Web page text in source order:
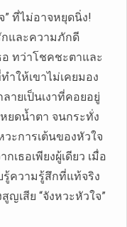
” ที่ไม่อาจหยุดนิ่ง!
กและความภักดี
ทว่าโชคชะตาและ
ำให้เขาไม่เคยมอง
ายเป็นเงาที่คอยอยู่
ยดน้ำตา จนกระทั่ง
ะการเต้นของหัวใจ
เธอเพียงผู้เดียว เมื่อ
รู้ความรู้สึกที่แท้จริง
ญเสีย “จังหวะหัวใจ”